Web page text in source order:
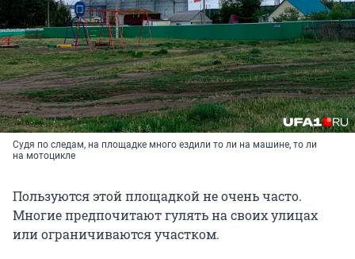
Судя по следам, на площадке много ездили то ли на машине, то ли
на мотоцикле
Пользуются этой площадкой не очень часто.
Многие предпочитают гулять на своих улицах
или ограничиваются участком.